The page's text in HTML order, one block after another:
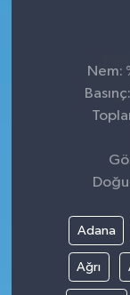
Nem:
Adana
Ağrı